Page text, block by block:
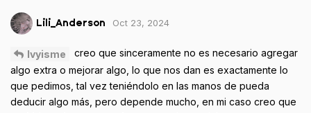
Lili_Anderson Oct 23, 2024
Ivyisme
creo que sinceramente no es necesario agregar
algo extra o mejorar algo, lo que nos dan es exactamente lo
que pedimos, tal vez teniéndolo en las manos de pueda
deducir algo más, pero depende mucho, en mi caso creo que